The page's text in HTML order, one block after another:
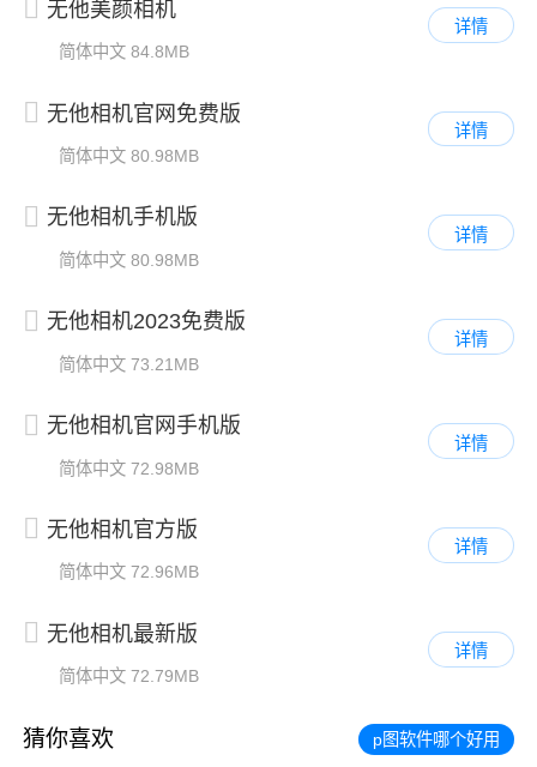
无他美颜相机
简体中文 84.8MB
详情
无他相机官网免费版
简体中文 80.98MB
详情
无他相机手机版
简体中文 80.98MB
详情
无他相机2023免费版
简体中文 73.21MB
详情
无他相机官网手机版
简体中文 72.98MB
详情
无他相机官方版
简体中文 72.96MB
详情
无他相机最新版
简体中文 72.79MB
详情
猜你喜欢 p图软件哪个好用